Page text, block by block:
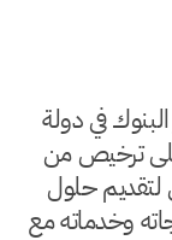
في دولة
ترخيص من
لتقديم حلول
وخدماته مع